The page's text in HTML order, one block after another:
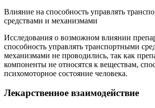
Влияние на способность управлять
средствами и механизмами
Исследования о возможном влиянии
способность управлять транспортными
механизмами не проводились, так как
компоненты не относятся к веществам,
психомоторное состояние человека.
Лекарственное взаимодействие